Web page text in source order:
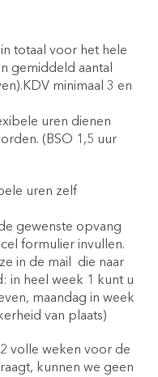
totaal voor het hele
gemiddeld aantal
minimaal 3 en
uren dienen
(BSO 1,5 uur
uren zelf
gewenste opvang
formulier invullen.
in de mail
die naar
in heel week 1 kunt u
maandag in week
van plaats)
volle weken voor de
kunnen we geen